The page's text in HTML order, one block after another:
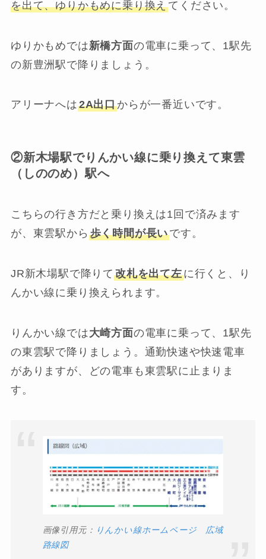
を出て、ゆりかもめに乗り換えてください。
ゆりかもめでは新橋方面の電車に乗って、1駅先
の新豊洲駅で降りましょう。
アリーナへは2A出口からが一番近いです。
②新木場駅でりんかい線に乗り換えて東雲
（しののめ）駅へ
こちらの行き方だと乗り換えは1回で済みます
が、東雲駅から 歩く時間が長いです。
JR新木場駅で降りて 改札を出て左に行くと、り
んかい線に乗り換えられます。
りんかい線では大崎方面の電車に乗って、1駅先
の東雲駅で降りましょう。通勤快速や快速電車
がありますが、どの電車も東雲駅に止まりま
す。
画像引用元： りんかい線ホームページ 広域
路線図